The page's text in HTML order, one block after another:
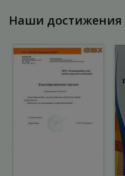
Наши достижения